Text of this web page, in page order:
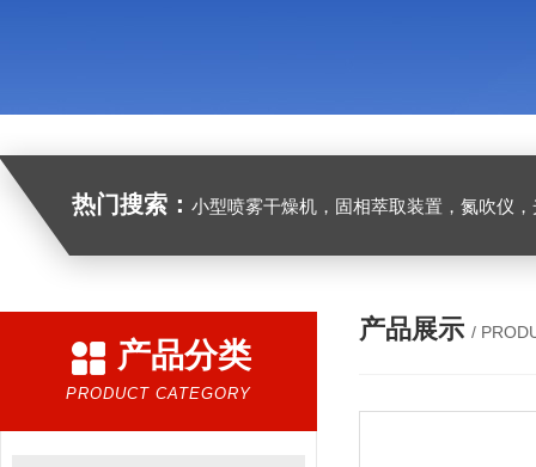
热门搜索： 小型喷雾干燥机，固相萃取装置，氮吹仪，光化学反应仪，低温恒温槽，超声波细胞
产品分类
PRODUCT CATEGORY
产品展示 /